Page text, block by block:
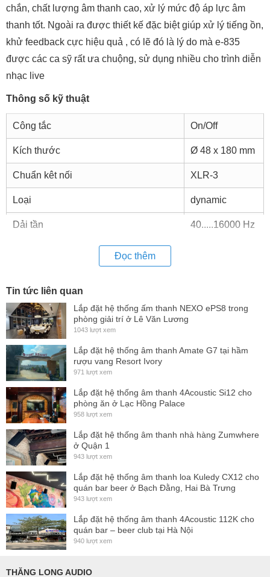
chắn, chất lượng âm thanh cao, xử lý mức độ áp lực âm
thanh tốt. Ngoài ra được thiết kế đặc biệt giúp xử lý tiếng ồn,
khử feedback cực hiệu quả , có lẽ đó là lý do mà e-835
được các ca sỹ rất ưa chuộng, sử dụng nhiều cho trình diễn
nhạc live
Thông số kỹ thuật
Công tắc On/Off
Kích thước Ø 48 x 180 mm
Chuẩn kêt nối XLR-3
Loại dynamic
Dải tần 40.....16000 Hz
Min. terminating impedance
Khối lượng 330 g
Đọc thêm
Tin tức liên quan
Lắp đặt hệ thống ấm thanh NEXO ePS8 trong
phòng giải trí ở Lê Văn Lương
1043 lượt xem
Lắp đặt hệ thống âm thanh Amate G7 tại hầm
rượu vang Resort Ivory
971 lượt xem
Lắp đặt hệ thống âm thanh 4Acoustic Si12 cho
phòng ăn ở Lạc Hồng Palace
958 lượt xem
Lắp đặt hệ thống âm thanh nhà hàng Zumwhere
ở Quận 1
943 lượt xem
Lắp đặt hệ thống âm thanh loa Kuledy CX12 cho
quán bar beer ở Bạch Đằng, Hai Bà Trưng
943 lượt xem
Lắp đặt hệ thống âm thanh 4Acoustic 112K cho
quán bar – beer club tại Hà Nội
940 lượt xem
THĂNG LONG AUDIO